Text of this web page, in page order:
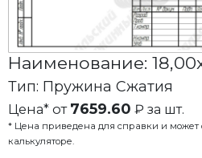
Наименование:
Тип: Пружина Сжатия
Цена* от 7659.60 ₽ за шт.
* Цена приведена для справки и может
калькуляторе.